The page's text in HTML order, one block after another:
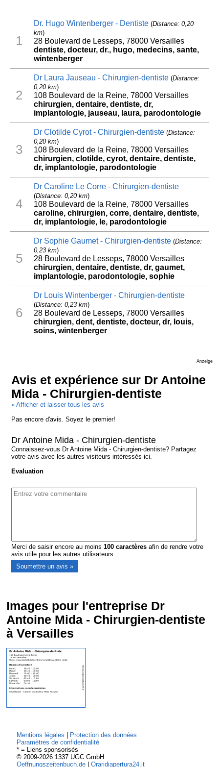
1
Dr. Hugo Wintenberger - Dentiste(Distance: 0,20
km)
28 Boulevard de Lesseps, 78000 Versailles
dentiste, docteur, dr., hugo, medecins, sante,
wintenberger
2
Dr Laura Jauseau - Chirurgien-dentiste(Distance:
0,20 km)
108 Boulevard de la Reine, 78000 Versailles
chirurgien, dentaire, dentiste, dr,
implantologie, jauseau, laura, parodontologie
3
Dr Clotilde Cyrot - Chirurgien-dentiste(Distance:
0,20 km)
108 Boulevard de la Reine, 78000 Versailles
chirurgien, clotilde, cyrot, dentaire, dentiste,
dr, implantologie, parodontologie
4
Dr Caroline Le Corre - Chirurgien-dentiste
(Distance: 0,20 km)
108 Boulevard de la Reine, 78000 Versailles
caroline, chirurgien, corre, dentaire, dentiste,
dr, implantologie, le, parodontologie
5
Dr Sophie Gaumet - Chirurgien-dentiste(Distance:
0,23 km)
28 Boulevard de Lesseps, 78000 Versailles
chirurgien, dentaire, dentiste, dr, gaumet,
implantologie, parodontologie, sophie
6
Dr Louis Wintenberger - Chirurgien-dentiste
(Distance: 0,23 km)
28 Boulevard de Lesseps, 78000 Versailles
chirurgien, dent, dentiste, docteur, dr, louis,
soins, wintenberger
Anzeige
Avis et expérience sur Dr Antoine
Mida - Chirurgien-dentiste
» Afficher et laisser tous les avis
Pas encore d'avis. Soyez le premier!
Dr Antoine Mida - Chirurgien-dentiste
Connaissez-vous Dr Antoine Mida - Chirurgien-dentiste? Partagez
votre avis avec les autres visiteurs intéressés ici.
Evaluation
Merci de saisir encore au moins100 caractères afin de rendre votre
avis utile pour les autres utilisateurs.
Images pour l'entreprise Dr
Antoine Mida - Chirurgien-dentiste
à Versailles
Mentions légales | Protection des données
Paramètres de confidentialité
* = Liens sponsorisés
© 2009-2026 1337 UGC GmbH
Oeffnungszeitenbuch.de| Oraridiapertura24.it